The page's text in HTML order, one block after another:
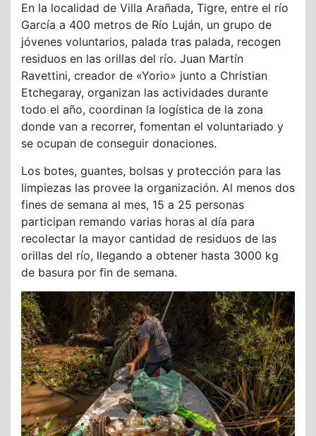
En la localidad de Villa Arañada, Tigre, entre el río
García a 400 metros de Río Luján, un grupo de
jóvenes voluntarios, palada tras palada, recogen
residuos en las orillas del río. Juan Martín
Ravettini, creador de «Yorio» junto a Christian
Etchegaray, organizan las actividades durante
todo el año, coordinan la logística de la zona
donde van a recorrer, fomentan el voluntariado y
se ocupan de conseguir donaciones.
Los botes, guantes, bolsas y protección para las
limpiezas las provee la organización. Al menos dos
fines de semana al mes, 15 a 25 personas
participan remando varias horas al día para
recolectar la mayor cantidad de residuos de las
orillas del río, llegando a obtener hasta 3000 kg
de basura por fin de semana.